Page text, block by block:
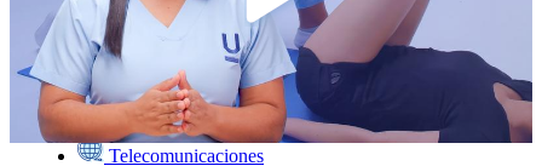
Marketing
Idiomas
Deporte
Psicología y Educación
Ciencias
Telecomunicaciones